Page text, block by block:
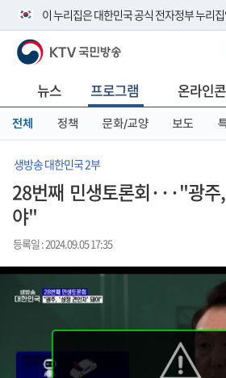
이 누리집은 대한민국 공식 전자정부 누리
공식 누리집 주소 확인하기
니다.
이밖에 or.kr 또는 .kr등 다른 도메인 주소를
서 도메인 주소를 확인해 보세요
KTV 국민방송
뉴스 프로그램 온라인
전체 정책 문화/교양 보도
생방송 대한민국 2부
28번째 민생토론회···"광
야"
등록일 : 2024.09.05 17:35